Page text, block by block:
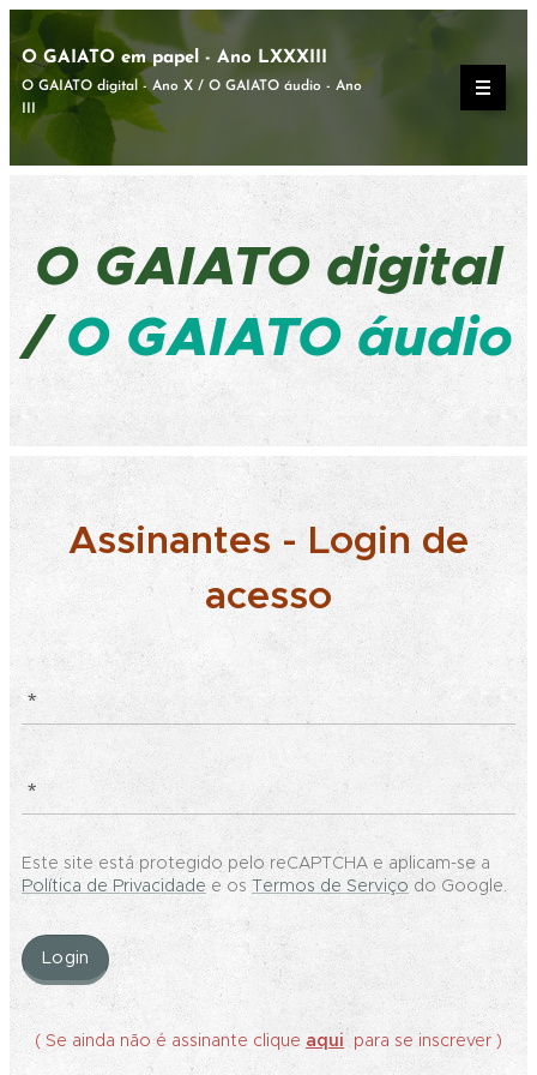
O GAIATO em papel - Ano LXXXIII
O GAIATO digital - Ano X / O GAIATO áudio - Ano
O GAIATOdigital
/O GAIATO áudio
Assinantes - Login de
acesso
Este site está protegido pelo reCAPTCHA e aplicam-se a
Política de Privacidade e os Termos de Serviço do Google.
Login
( Se ainda não é assinante clique aquipara se inscrever )